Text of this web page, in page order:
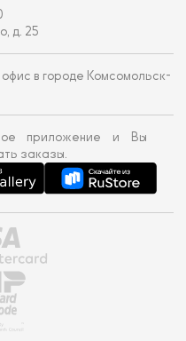
д. 25
в городе Комсомольск-
приложение и Вы
заказы.